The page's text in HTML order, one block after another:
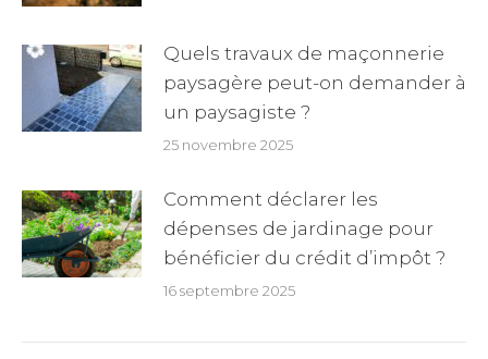
Quels travaux de maçonnerie
paysagère peut-on demander à
un paysagiste ?
25 novembre 2025
Comment déclarer les
dépenses de jardinage pour
bénéficier du crédit d’impôt ?
16 septembre 2025